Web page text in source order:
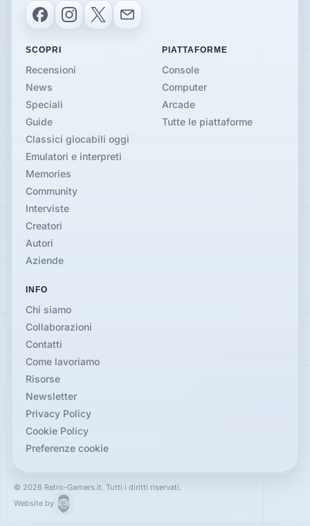
FacebookInstagram
X Email
SCOPRI
Recensioni
News
Speciali
Guide
Classici giocabili oggi
Emulatori e interpreti
Memories
Community
Interviste
Creatori
Autori
Aziende
PIATTAFORME
Console
Computer
Arcade
Tutte le piattaforme
INFO
Chi siamo
Collaborazioni
Contatti
Come lavoriamo
Risorse
Newsletter
Privacy Policy
Cookie Policy
Preferenze cookie
© 2026 Retro-Gamers.it. Tutti i diritti riservati.
Website by